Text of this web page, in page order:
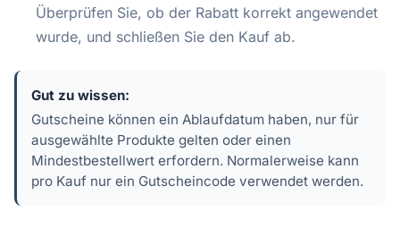
Überprüfen Sie, ob der Rabatt korrekt angewendet
wurde, und schließen Sie den Kauf ab.
Gut zu wissen:
Gutscheine können ein Ablaufdatum haben, nur für
ausgewählte Produkte gelten oder einen
Mindestbestellwert erfordern. Normalerweise kann
pro Kauf nur ein Gutscheincode verwendet werden.